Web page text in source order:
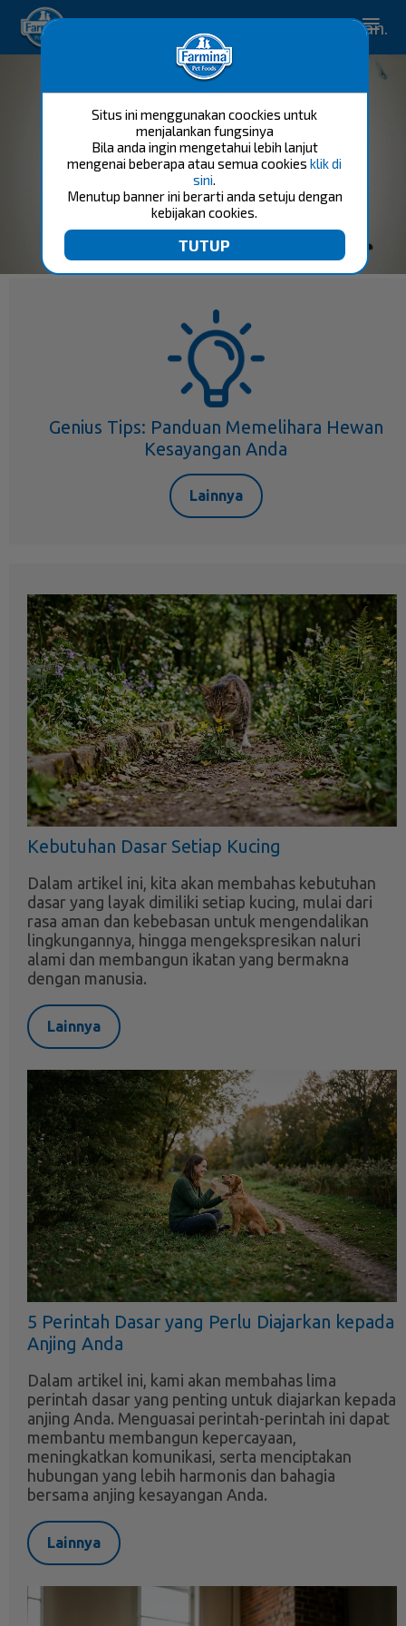
Situs ini menggunakan coockies untuk
menjalankan fungsinya
Bila anda ingin mengetahui lebih lanjut
mengenai beberapa atau semua cookiesklik di
sini.
Menutup banner ini berarti anda setuju dengan
kebijakan cookies.
Solusi perawatan hewan peliharaan.
Genius Tips: Panduan Memelihara Hewan
Kesayangan Anda
Lainnya
Kebutuhan Dasar Setiap Kucing
Dalam artikel ini, kita akan membahas kebutuhan
dasar yang layak dimiliki setiap kucing, mulai dari
rasa aman dan kebebasan untuk mengendalikan
lingkungannya, hingga mengekspresikan naluri
alami dan membangun ikatan yang bermakna
dengan manusia.
Lainnya
5 Perintah Dasar yang Perlu Diajarkan kepada
Anjing Anda
Dalam artikel ini, kami akan membahas lima
perintah dasar yang penting untuk diajarkan kepada
anjing Anda. Menguasai perintah-perintah ini dapat
membantu membangun kepercayaan,
meningkatkan komunikasi, serta menciptakan
hubungan yang lebih harmonis dan bahagia
bersama anjing kesayangan Anda.
Lainnya